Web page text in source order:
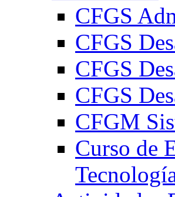
CFGS
CFGS
CFGS
CFGS
CFGM
Curso de